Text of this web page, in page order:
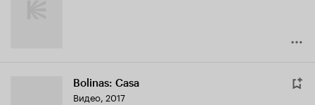
Bolinas: Casa
Видео, 2017